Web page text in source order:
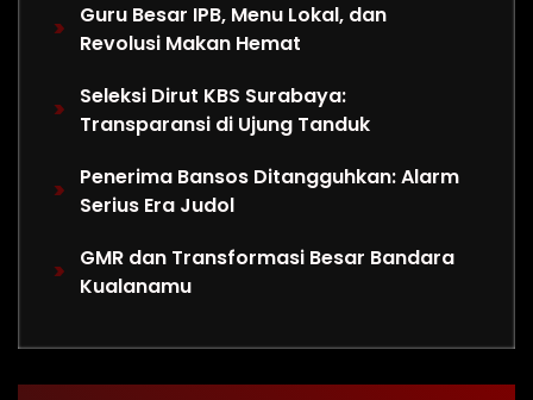
Guru Besar IPB, Menu Lokal, dan
Revolusi Makan Hemat
Seleksi Dirut KBS Surabaya:
Transparansi di Ujung Tanduk
Penerima Bansos Ditangguhkan: Alarm
Serius Era Judol
GMR dan Transformasi Besar Bandara
Kualanamu